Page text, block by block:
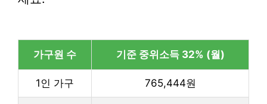
가구원 수 기준 중위소득 32% (월)
1인 가구 765,444원